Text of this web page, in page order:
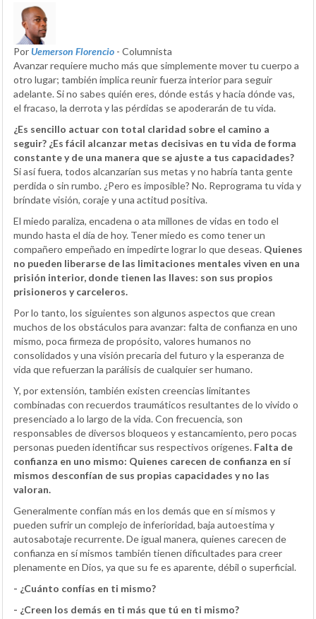
PorUemerson Florencio - Columnista
Avanzar requiere mucho más que simplemente mover tu cuerpo a
otro lugar; también implica reunir fuerza interior para seguir
adelante. Si no sabes quién eres, dónde estás y hacia dónde vas,
el fracaso, la derrota y las pérdidas se apoderarán de tu vida.
¿Es sencillo actuar con total claridad sobre el camino a
seguir? ¿Es fácil alcanzar metas decisivas en tu vida de forma
constante y de una manera que se ajuste a tus capacidades?
Si así fuera, todos alcanzarían sus metas y no habría tanta gente
perdida o sin rumbo. ¿Pero es imposible? No. Reprograma tu vida y
bríndate visión, coraje y una actitud positiva.
El miedo paraliza, encadena o ata millones de vidas en todo el
mundo hasta el día de hoy. Tener miedo es como tener un
compañero empeñado en impedirte lograr lo que deseas. Quienes
no pueden liberarse de las limitaciones mentales viven en una
prisión interior, donde tienen las llaves: son sus propios
prisioneros y carceleros.
Por lo tanto, los siguientes son algunos aspectos que crean
muchos de los obstáculos para avanzar: falta de confianza en uno
mismo, poca firmeza de propósito, valores humanos no
consolidados y una visión precaria del futuro y la esperanza de
vida que refuerzan la parálisis de cualquier ser humano.
Y, por extensión, también existen creencias limitantes
combinadas con recuerdos traumáticos resultantes de lo vivido o
presenciado a lo largo de la vida. Con frecuencia, son
responsables de diversos bloqueos y estancamiento, pero pocas
personas pueden identificar sus respectivos orígenes. Falta de
confianza en uno mismo: Quienes carecen de confianza en sí
mismos desconfían de sus propias capacidades y no las
valoran.
Generalmente confían más en los demás que en sí mismos y
pueden sufrir un complejo de inferioridad, baja autoestima y
autosabotaje recurrente. De igual manera, quienes carecen de
confianza en sí mismos también tienen dificultades para creer
plenamente en Dios, ya que su fe es aparente, débil o superficial.
- ¿Cuánto confías en ti mismo?
- ¿Creen los demás en ti más que tú en ti mismo?